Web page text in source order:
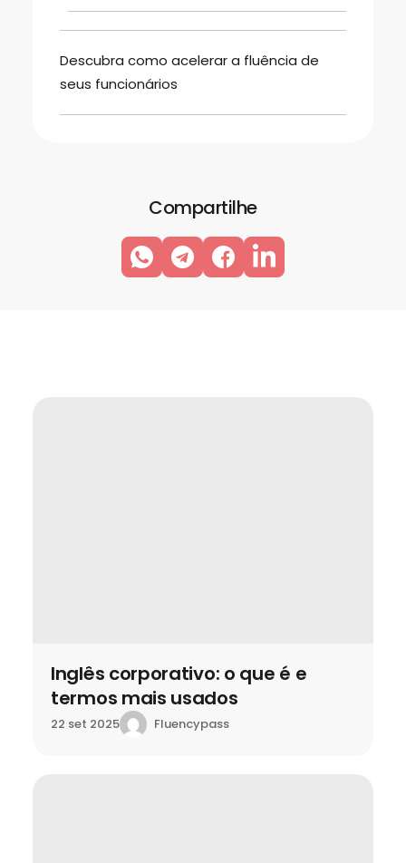
Descubra como acelerar a fluência de
seus funcionários
Compartilhe
Inglês corporativo: o que é e
termos mais usados
22 set 2025 Fluencypass